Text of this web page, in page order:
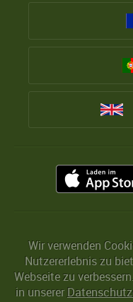
Wir verwenden
Nutzererlebnis zu
Webseite zu
in unserer